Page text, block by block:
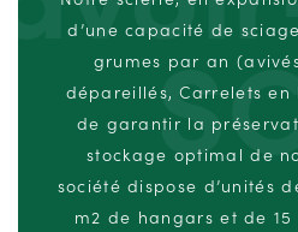
d’une capacité de
grumes par an
dépareillés, Carrelets
de garantir la
stockage optimal de
société dispose d’unités
m2 de hangars et de 15